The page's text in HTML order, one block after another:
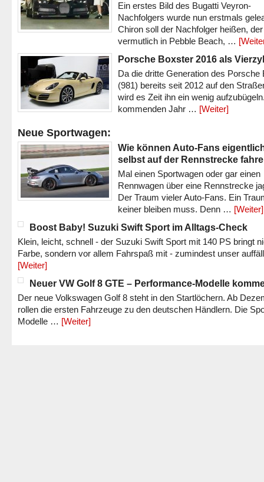
Ein erstes Bild des Bugatti Veyron-
Nachfolgers wurde nun erstmals
Chiron soll der Nachfolger heißen, der
vermutlich in Pebble Beach, …
Porsche Boxster 2016 als
Da die dritte Generation des Porsche
(981) bereits seit 2012 auf den
wird es Zeit ihn ein wenig
kommenden Jahr … [Weiter]
Neue Sportwagen:
Wie können Auto-Fans
selbst auf der Rennstrecke
Mal einen Sportwagen oder gar einen
Rennwagen über eine Rennstrecke
Der Traum vieler Auto-Fans. Ein
keiner bleiben muss. Denn … [Weiter]
Boost Baby! Suzuki Swift Sport im Alltags-Check
Klein, leicht, schnell - der Suzuki Swift Sport mit 140 PS bringt
Farbe, sondern vor allem Fahrspaß mit - zumindest unser
[Weiter]
Neuer VW Golf 8 GTE – Performance-Modelle
Der neue Volkswagen Golf 8 steht in den Startlöchern. Ab
rollen die ersten Fahrzeuge zu den deutschen Händlern. Die
Modelle … [Weiter]